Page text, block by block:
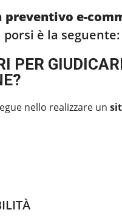
preventivo e-
è la seguente:
PER
nello realizzare un